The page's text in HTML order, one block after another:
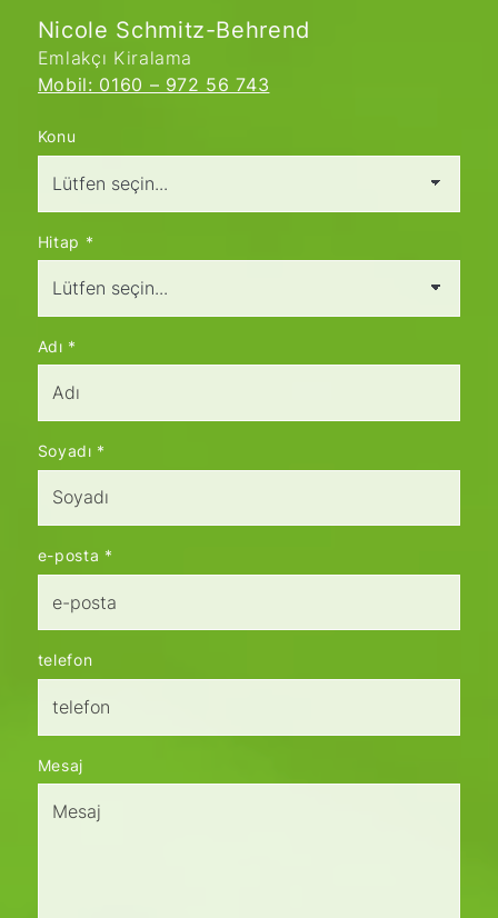
Nicole Schmitz-Behrend
Emlakçı Kiralama
Mobil: 0160 – 972 56 743
Konu
Hitap *
Adı *
Soyadı *
e-posta *
telefon
Mesaj